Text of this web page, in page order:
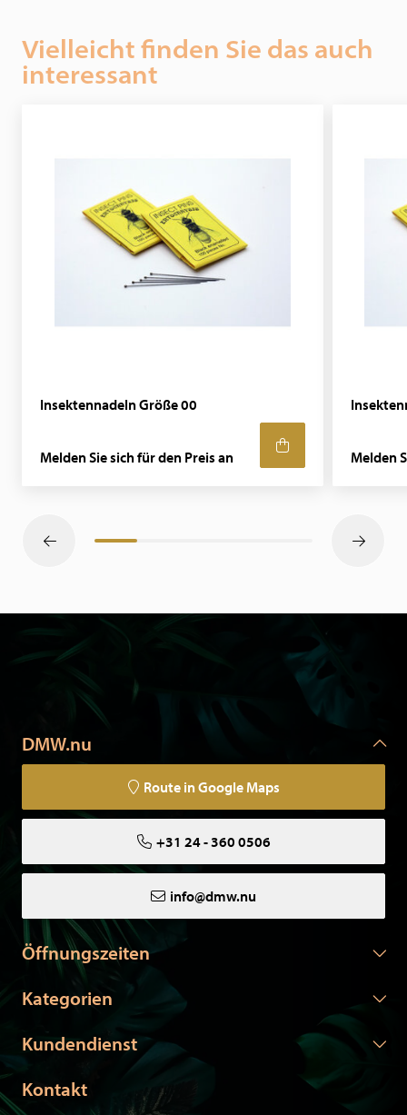
Vielleicht finden Sie das auch
interessant
Insektennadeln Größe 00
Melden Sie sich für den Preis an Melden
DMW.nu
Route in Google Maps
+31 24 - 360 0506
info@dmw.nu
Öffnungszeiten
Kategorien
Kundendienst
Kontakt